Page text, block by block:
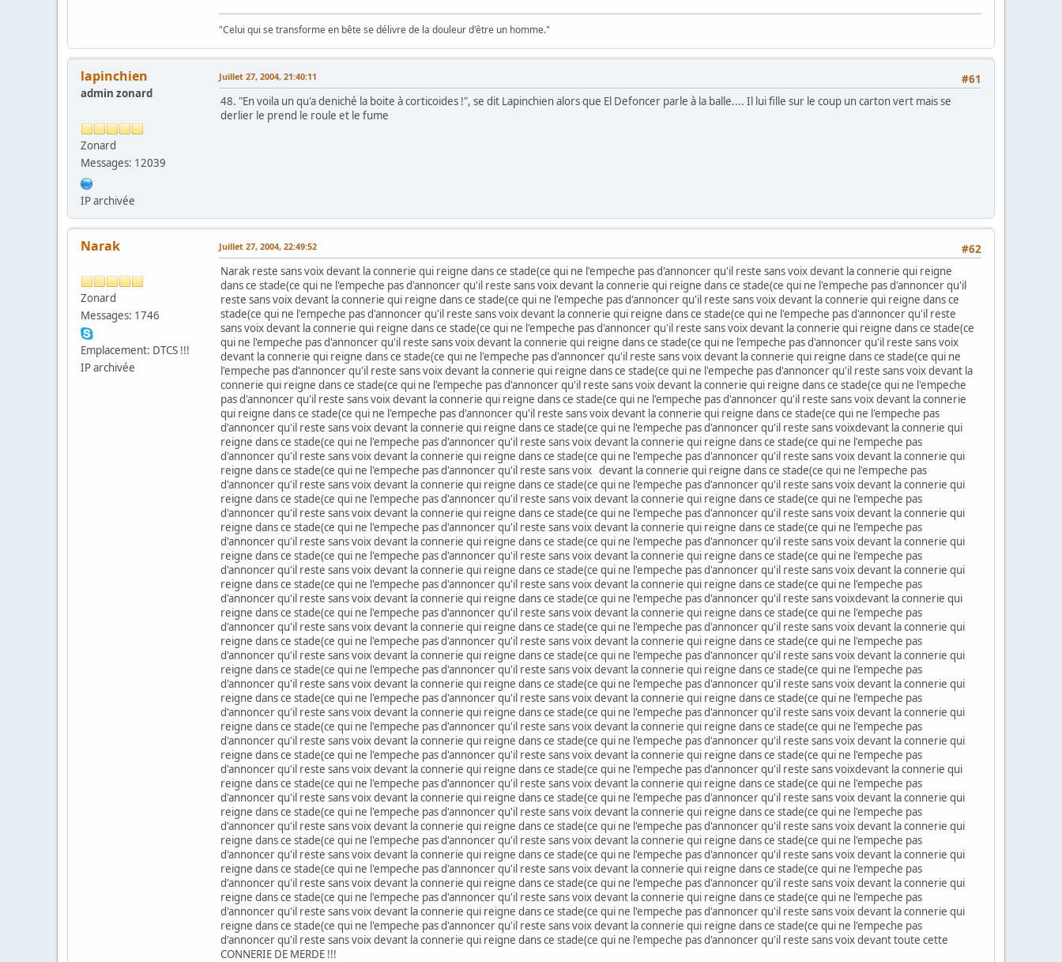
"Celui qui se transforme en bête se délivre de la douleur d'être un homme."
lapinchien
admin zonard
Zonard
Messages: 12039
IP archivée
#61
Juillet 27, 2004, 21:40:11
48. "En voila un qu'a deniché la boite à corticoides !", se dit Lapinchien alors que El Defoncer parle à la balle.... Il lui fille sur le coup un carton vert mais se
derlier le prend le roule et le fume
Narak
Zonard
Messages: 1746
Emplacement: DTCS !!!
IP archivée
#62
Juillet 27, 2004, 22:49:52
Narak reste sans voix devant la connerie qui reigne dans ce stade(ce qui ne l'empeche pas d'annoncer qu'il reste sans voix devant la connerie qui reigne
dans ce stade(ce qui ne l'empeche pas d'annoncer qu'il reste sans voix devant la connerie qui reigne dans ce stade(ce qui ne l'empeche pas d'annoncer qu'il
reste sans voix devant la connerie qui reigne dans ce stade(ce qui ne l'empeche pas d'annoncer qu'il reste sans voix devant la connerie qui reigne dans ce
stade(ce qui ne l'empeche pas d'annoncer qu'il reste sans voix devant la connerie qui reigne dans ce stade(ce qui ne l'empeche pas d'annoncer qu'il reste
sans voix devant la connerie qui reigne dans ce stade(ce qui ne l'empeche pas d'annoncer qu'il reste sans voix devant la connerie qui reigne dans ce stade(ce
qui ne l'empeche pas d'annoncer qu'il reste sans voix devant la connerie qui reigne dans ce stade(ce qui ne l'empeche pas d'annoncer qu'il reste sans voix
devant la connerie qui reigne dans ce stade(ce qui ne l'empeche pas d'annoncer qu'il reste sans voix devant la connerie qui reigne dans ce stade(ce qui ne
l'empeche pas d'annoncer qu'il reste sans voix devant la connerie qui reigne dans ce stade(ce qui ne l'empeche pas d'annoncer qu'il reste sans voix devant la
connerie qui reigne dans ce stade(ce qui ne l'empeche pas d'annoncer qu'il reste sans voix devant la connerie qui reigne dans ce stade(ce qui ne l'empeche
pas d'annoncer qu'il reste sans voix devant la connerie qui reigne dans ce stade(ce qui ne l'empeche pas d'annoncer qu'il reste sans voix devant la connerie
qui reigne dans ce stade(ce qui ne l'empeche pas d'annoncer qu'il reste sans voix devant la connerie qui reigne dans ce stade(ce qui ne l'empeche pas
d'annoncer qu'il reste sans voix devant la connerie qui reigne dans ce stade(ce qui ne l'empeche pas d'annoncer qu'il reste sans voixdevant la connerie qui
reigne dans ce stade(ce qui ne l'empeche pas d'annoncer qu'il reste sans voix devant la connerie qui reigne dans ce stade(ce qui ne l'empeche pas
d'annoncer qu'il reste sans voix devant la connerie qui reigne dans ce stade(ce qui ne l'empeche pas d'annoncer qu'il reste sans voix devant la connerie qui
reigne dans ce stade(ce qui ne l'empeche pas d'annoncer qu'il reste sans voix devant la connerie qui reigne dans ce stade(ce qui ne l'empeche pas
d'annoncer qu'il reste sans voix devant la connerie qui reigne dans ce stade(ce qui ne l'empeche pas d'annoncer qu'il reste sans voix devant la connerie qui
reigne dans ce stade(ce qui ne l'empeche pas d'annoncer qu'il reste sans voix devant la connerie qui reigne dans ce stade(ce qui ne l'empeche pas
d'annoncer qu'il reste sans voix devant la connerie qui reigne dans ce stade(ce qui ne l'empeche pas d'annoncer qu'il reste sans voix devant la connerie qui
reigne dans ce stade(ce qui ne l'empeche pas d'annoncer qu'il reste sans voix devant la connerie qui reigne dans ce stade(ce qui ne l'empeche pas
d'annoncer qu'il reste sans voix devant la connerie qui reigne dans ce stade(ce qui ne l'empeche pas d'annoncer qu'il reste sans voix devant la connerie qui
reigne dans ce stade(ce qui ne l'empeche pas d'annoncer qu'il reste sans voix devant la connerie qui reigne dans ce stade(ce qui ne l'empeche pas
d'annoncer qu'il reste sans voix devant la connerie qui reigne dans ce stade(ce qui ne l'empeche pas d'annoncer qu'il reste sans voix devant la connerie qui
reigne dans ce stade(ce qui ne l'empeche pas d'annoncer qu'il reste sans voix devant la connerie qui reigne dans ce stade(ce qui ne l'empeche pas
d'annoncer qu'il reste sans voix devant la connerie qui reigne dans ce stade(ce qui ne l'empeche pas d'annoncer qu'il reste sans voixdevant la connerie qui
reigne dans ce stade(ce qui ne l'empeche pas d'annoncer qu'il reste sans voix devant la connerie qui reigne dans ce stade(ce qui ne l'empeche pas
d'annoncer qu'il reste sans voix devant la connerie qui reigne dans ce stade(ce qui ne l'empeche pas d'annoncer qu'il reste sans voix devant la connerie qui
reigne dans ce stade(ce qui ne l'empeche pas d'annoncer qu'il reste sans voix devant la connerie qui reigne dans ce stade(ce qui ne l'empeche pas
d'annoncer qu'il reste sans voix devant la connerie qui reigne dans ce stade(ce qui ne l'empeche pas d'annoncer qu'il reste sans voix devant la connerie qui
reigne dans ce stade(ce qui ne l'empeche pas d'annoncer qu'il reste sans voix devant la connerie qui reigne dans ce stade(ce qui ne l'empeche pas
d'annoncer qu'il reste sans voix devant la connerie qui reigne dans ce stade(ce qui ne l'empeche pas d'annoncer qu'il reste sans voix devant la connerie qui
reigne dans ce stade(ce qui ne l'empeche pas d'annoncer qu'il reste sans voix devant la connerie qui reigne dans ce stade(ce qui ne l'empeche pas
d'annoncer qu'il reste sans voix devant la connerie qui reigne dans ce stade(ce qui ne l'empeche pas d'annoncer qu'il reste sans voix devant la connerie qui
reigne dans ce stade(ce qui ne l'empeche pas d'annoncer qu'il reste sans voix devant la connerie qui reigne dans ce stade(ce qui ne l'empeche pas
d'annoncer qu'il reste sans voix devant la connerie qui reigne dans ce stade(ce qui ne l'empeche pas d'annoncer qu'il reste sans voix devant la connerie qui
reigne dans ce stade(ce qui ne l'empeche pas d'annoncer qu'il reste sans voix devant la connerie qui reigne dans ce stade(ce qui ne l'empeche pas
d'annoncer qu'il reste sans voix devant la connerie qui reigne dans ce stade(ce qui ne l'empeche pas d'annoncer qu'il reste sans voixdevant la connerie qui
reigne dans ce stade(ce qui ne l'empeche pas d'annoncer qu'il reste sans voix devant la connerie qui reigne dans ce stade(ce qui ne l'empeche pas
d'annoncer qu'il reste sans voix devant la connerie qui reigne dans ce stade(ce qui ne l'empeche pas d'annoncer qu'il reste sans voix devant la connerie qui
reigne dans ce stade(ce qui ne l'empeche pas d'annoncer qu'il reste sans voix devant la connerie qui reigne dans ce stade(ce qui ne l'empeche pas
d'annoncer qu'il reste sans voix devant la connerie qui reigne dans ce stade(ce qui ne l'empeche pas d'annoncer qu'il reste sans voix devant la connerie qui
reigne dans ce stade(ce qui ne l'empeche pas d'annoncer qu'il reste sans voix devant la connerie qui reigne dans ce stade(ce qui ne l'empeche pas
d'annoncer qu'il reste sans voix devant la connerie qui reigne dans ce stade(ce qui ne l'empeche pas d'annoncer qu'il reste sans voix devant la connerie qui
reigne dans ce stade(ce qui ne l'empeche pas d'annoncer qu'il reste sans voix devant la connerie qui reigne dans ce stade(ce qui ne l'empeche pas
d'annoncer qu'il reste sans voix devant la connerie qui reigne dans ce stade(ce qui ne l'empeche pas d'annoncer qu'il reste sans voix devant la connerie qui
reigne dans ce stade(ce qui ne l'empeche pas d'annoncer qu'il reste sans voix devant la connerie qui reigne dans ce stade(ce qui ne l'empeche pas
d'annoncer qu'il reste sans voix devant la connerie qui reigne dans ce stade(ce qui ne l'empeche pas d'annoncer qu'il reste sans voix devant la connerie qui
reigne dans ce stade(ce qui ne l'empeche pas d'annoncer qu'il reste sans voix devant la connerie qui reigne dans ce stade(ce qui ne l'empeche pas
d'annoncer qu'il reste sans voix devant la connerie qui reigne dans ce stade(ce qui ne l'empeche pas d'annoncer qu'il reste sans voix devant toute cette
CONNERIE DE MERDE !!!